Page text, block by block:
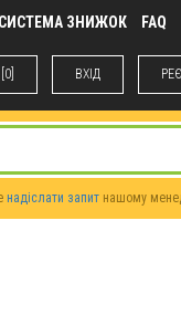
СИСТЕМА ЗНИЖОК FAQ
ВХIД
надіслати запит нашому